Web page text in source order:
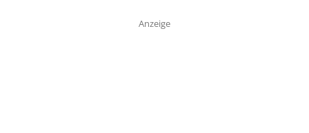
Anzeige